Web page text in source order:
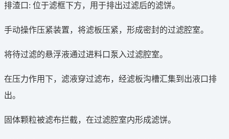
排渣口: 位于滤框下方，用于排出过滤后的滤饼。
手动操作压紧装置，将滤板压紧，形成密封的过滤腔室。
将待过滤的悬浮液通过进料口泵入过滤腔室。
在压力作用下，滤液穿过滤布，经滤板沟槽汇集到出液口排
出。
固体颗粒被滤布拦截，在过滤腔室内形成滤饼。